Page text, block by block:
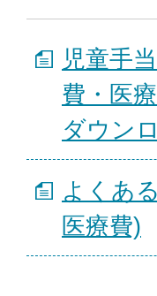
児童手
費・医
ダウン
よくあ
医療費)